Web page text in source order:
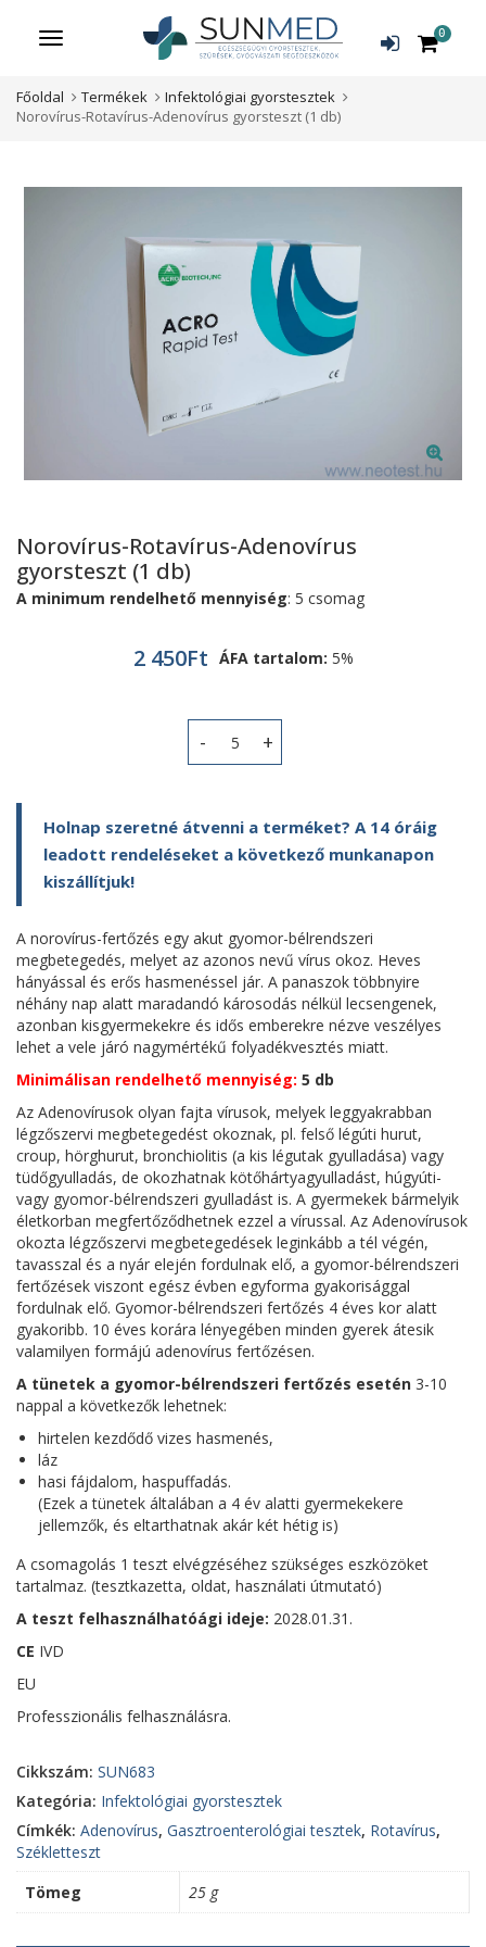
Menü 0
Főoldal Termékek
Infektológiai gyorstesztek
Norovírus-Rotavírus-Adenovírus gyorsteszt (1 db)
Norovírus-Rotavírus-Adenovírus
gyorsteszt (1 db)
A minimum rendelhető mennyiség: 5 csomag
2 450Ft ÁFA tartalom: 5%
Norovírus-Rotavírus-Adenovírus
Holnap szeretné átvenni a terméket? A 14 óráig
leadott rendeléseket a következő munkanapon
kiszállítjuk!
A norovírus-fertőzés egy akut gyomor-bélrendszeri
megbetegedés, melyet az azonos nevű vírus okoz. Heves
hányással és erős hasmenéssel jár. A panaszok többnyire
néhány nap alatt maradandó károsodás nélkül lecsengenek,
azonban kisgyermekekre és idős emberekre nézve veszélyes
lehet a vele járó nagymértékű folyadékvesztés miatt.
Minimálisan rendelhető mennyiség: 5 db
Az Adenovírusok olyan fajta vírusok, melyek leggyakrabban
légzőszervi megbetegedést okoznak, pl. felső légúti hurut,
croup, hörghurut, bronchiolitis (a kis légutak gyulladása) vagy
tüdőgyulladás, de okozhatnak kötőhártyagyulladást, húgyúti-
vagy gyomor-bélrendszeri gyulladást is. A gyermekek bármelyik
életkorban megfertőződhetnek ezzel a vírussal. Az Adenovírusok
okozta légzőszervi megbetegedések leginkább a tél végén,
tavasszal és a nyár elején fordulnak elő, a gyomor-bélrendszeri
fertőzések viszont egész évben egyforma gyakorisággal
fordulnak elő. Gyomor-bélrendszeri fertőzés 4 éves kor alatt
gyakoribb. 10 éves korára lényegében minden gyerek átesik
valamilyen formájú adenovírus fertőzésen.
A tünetek a gyomor-bélrendszeri fertőzés esetén 3-10
nappal a következők lehetnek:
hirtelen kezdődő vizes hasmenés,
láz
hasi fájdalom, haspuffadás.
(Ezek a tünetek általában a 4 év alatti gyermekekere
jellemzők, és eltarthatnak akár két hétig is)
A csomagolás 1 teszt elvégzéséhez szükséges eszközöket
tartalmaz. (tesztkazetta, oldat, használati útmutató)
A teszt felhasználhatóági ideje: 2028.01.31.
CE IVD
EU
Professzionális felhasználásra.
Cikkszám: SUN683
Kategória: Infektológiai gyorstesztek
Címkék: Adenovírus, Gasztroenterológiai tesztek, Rotavírus,
Székletteszt
Tömeg
25 g